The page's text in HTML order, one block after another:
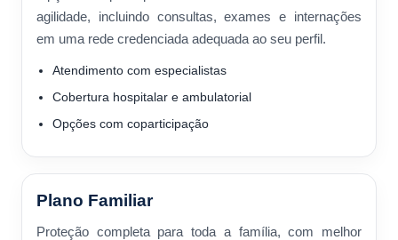
agilidade, incluindo consultas, exames e internações
em uma rede credenciada adequada ao seu perfil.
Atendimento com especialistas
Cobertura hospitalar e ambulatorial
Opções com coparticipação
Plano Familiar
Proteção completa para toda a família, com melhor